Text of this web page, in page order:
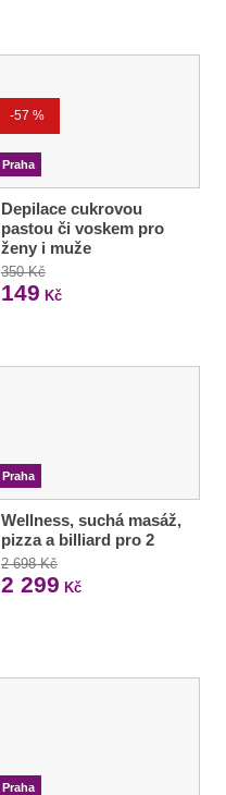
-57 %
Praha
Depilace cukrovou
pastou či voskem pro
ženy i muže
350 Kč
149 Kč
Praha
Wellness, suchá masáž,
pizza a billiard pro 2
2 698 Kč
2 299 Kč
Praha